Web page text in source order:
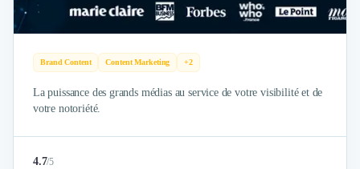
Brand Content Content Marketing +2
La puissance des grands médias au service de votre visibilité et de
votre notoriété.
4.7/5